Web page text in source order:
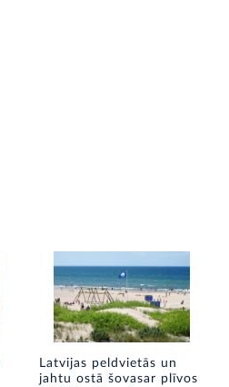
Latvijas peldvietās un
jahtu ostā šovasar plīvos